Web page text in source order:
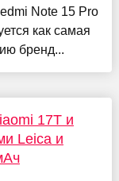
Note 15 Pro
как самая
бренд...
17T и
Leica и